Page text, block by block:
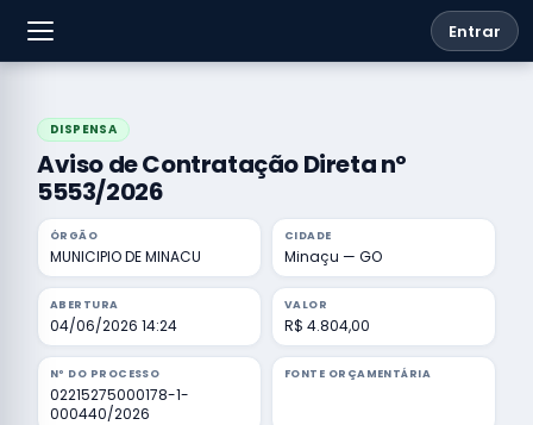
Entrar
DISPENSA
Aviso de Contratação Direta nº
5553/2026
ÓRGÃO
MUNICIPIO DE MINACU
CIDADE
Minaçu — GO
ABERTURA
04/06/2026 14:24
VALOR
R$ 4.804,00
Nº DO PROCESSO
02215275000178-1-
000440/2026
FONTE ORÇAMENTÁRIA